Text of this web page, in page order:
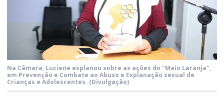
Na Câmara, Luciene explanou sobre as ações do "Maio Laranja",
em Prevenção e Combate ao Abuso e Explanação sexual de
Crianças e Adolescentes. (Divulgação)